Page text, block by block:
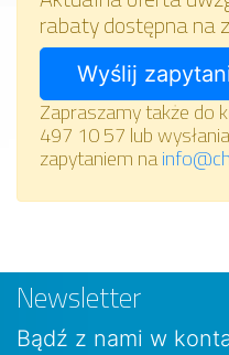
rabaty dostępna na
Zapraszamy także do
497 10 57 lub
zapytaniem na
Newsletter
Bądź z nami w